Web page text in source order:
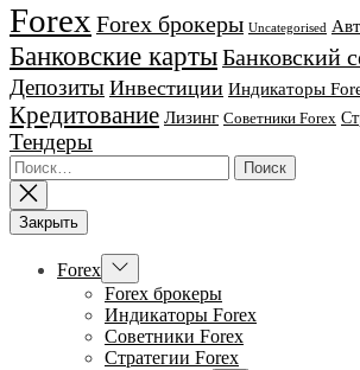
Forex Forex брокеры Uncategorised
Банковские картыБанковский
Депозиты Инвестиции Индикаторы
Кредитование Лизинг Советники Forex
Тендеры
Найти:
Закрыть
Forex Показывать
подменю
Forex брокеры
Индикаторы Forex
Советники Forex
Стратегии Forex